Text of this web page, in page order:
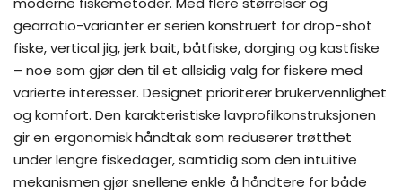
gearratio-varianter er serien konstruert for drop-shot
fiske, vertical jig, jerk bait, båtfiske, dorging og kastfiske
– noe som gjør den til et allsidig valg for fiskere med
varierte interesser. Designet prioriterer brukervennlighet
og komfort. Den karakteristiske lavprofilkonstruksjonen
gir en ergonomisk håndtak som reduserer trøtthet
under lengre fiskedager, samtidig som den intuitive
mekanismen gjør snellene enkle å håndtere for både